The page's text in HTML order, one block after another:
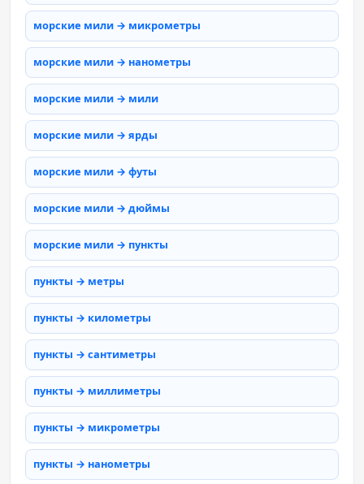
морские мили → микрометры
морские мили → нанометры
морские мили → мили
морские мили → ярды
морские мили → футы
морские мили → дюймы
морские мили → пункты
пункты → метры
пункты → километры
пункты → сантиметры
пункты → миллиметры
пункты → микрометры
пункты → нанометры